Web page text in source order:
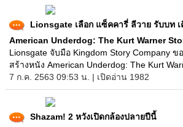
Lionsgate เลือก แซ็คคารี่ ลีวาย รับบท เ
American Underdog: The Kurt Warner
Lionsgate จับมือ Kingdom Story Company
สร้างหนัง American Underdog: The Kurt
7 ก.ค. 2563 09:53 น. | เปิดอ่าน 1982
Shazam! 2 หวังเปิดกล้องปลายปีนี้